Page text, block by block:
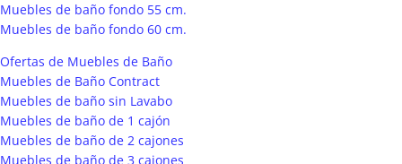
Muebles de baño fondo 55 cm.
Muebles de baño fondo 60 cm.
Ofertas de Muebles de Baño
Muebles de Baño Contract
Muebles de baño sin Lavabo
Muebles de baño de 1 cajón
Muebles de baño de 2 cajones
Muebles de baño de 3 cajones